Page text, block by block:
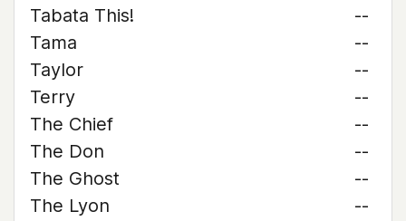
Tabata This!
--
Tama
--
Taylor
--
Terry
--
The Chief
--
The Don
--
The Ghost
--
The Lyon
--